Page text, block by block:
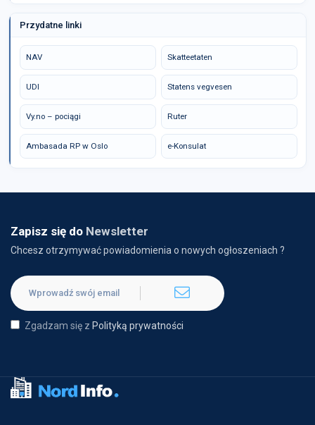
Przydatne linki
NAV Skatteetaten
UDI Statens vegvesen
Vy.no – pociągi Ruter
Ambasada RP w Oslo e-Konsulat
Zapisz się do Newsletter
Chcesz otrzymywać powiadomienia o nowych ogłoszeniach ?
Zgadzam się z Polityką prywatności